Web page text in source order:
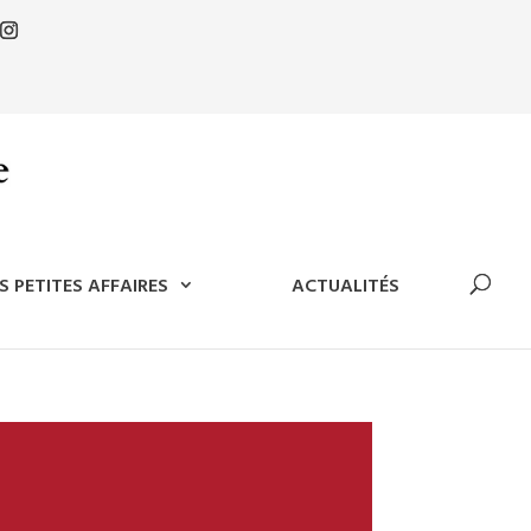
PETITES AFFAIRES ACTUALITÉS